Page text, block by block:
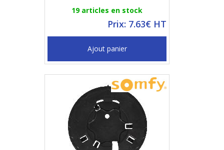
19 articles en stock
Prix: 7.63€ HT
Ajout panier